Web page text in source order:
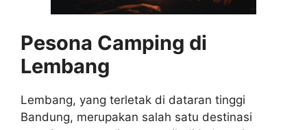
Pesona Camping di
Lembang
Lembang, yang terletak di dataran tinggi
Bandung, merupakan salah satu destinasi